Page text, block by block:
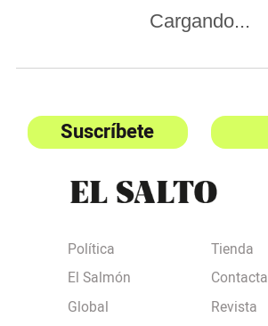
Cargando...
Suscríbete
Política
El Salmón
Global
Tienda
Contacta
Revista